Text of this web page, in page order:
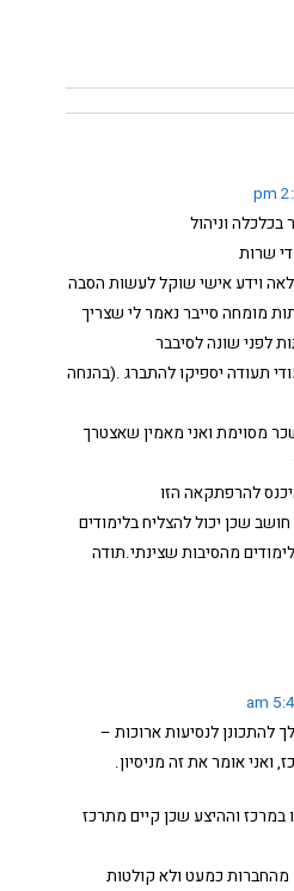
די שרות
וידע אישי שוקל לעשות הסבה
מומחה סייבר נאמר לי שצריך
לפני שונה לסיבבר
תעודה יספיקו להתברג .(בהנחה
מסוימת ואני מאמין שאצטרך
להרפתקאה הזו
שכן יכול להצליח בלימודים
מהסיבות שצינתי.תודה
להתכונן לנסיעות ארוכות –
ואני אומר את זה מניסיון.
במרכז וההיצע שכן קיים מתרכז
מהחברות כמעט ולא קולטות